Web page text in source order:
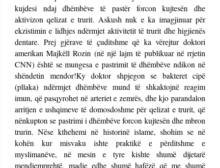
kujdesi ndaj dhëmbëve të pastër forcon kujtesën dhe
aktivizon qelizat e trurit. Askush nuk e ka imagjinuar për
ekzistimin e lidhjes ndërmjet aktivitetit të trurit dhe higjienës
dentare. Prej gjërave të çuditshme që ka vërejtur doktori
amerikan Majkëll Rozin (në një lajm të publikuar në rrjetin
CNN) është se mungesa e pastrimit të dhëmbëve ndikon në
shëndetin mendor!Ky doktor shpjegon se bakteret cipë
(pllaka) ndërmjet dhëmbëve mund të shkaktojnë reagim
imun, që pasqyrohet në arteriet e zemrës, dhe kjo parandalon
arritjen e ushqimeve të domosdoshme për qelizat e trurit, që
nënkupton se pastrimi i dhëmbëve forcon kujtesën dhe mbron
trurin. Nëse kthehemi në historinë islame, shohim se në
kohën kur misvaku ishte praktikë e përditshme e
myslimanëve, në mesin e tyre kishte shumë dijetarë
mendjemprehtë, madje edhe shumë hafëzë që me shumë